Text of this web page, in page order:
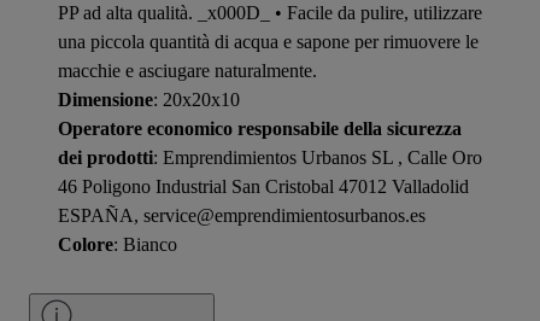
PP ad alta qualità. _x000D_ • Facile da pulire, utilizzare
una piccola quantità di acqua e sapone per rimuovere le
macchie e asciugare naturalmente.
Dimensione: 20x20x10
Operatore economico responsabile della sicurezza
dei prodotti: Emprendimientos Urbanos SL , Calle Oro
46 Poligono Industrial San Cristobal 47012 Valladolid
ESPAÑA, service@emprendimientosurbanos.es
Colore: Bianco